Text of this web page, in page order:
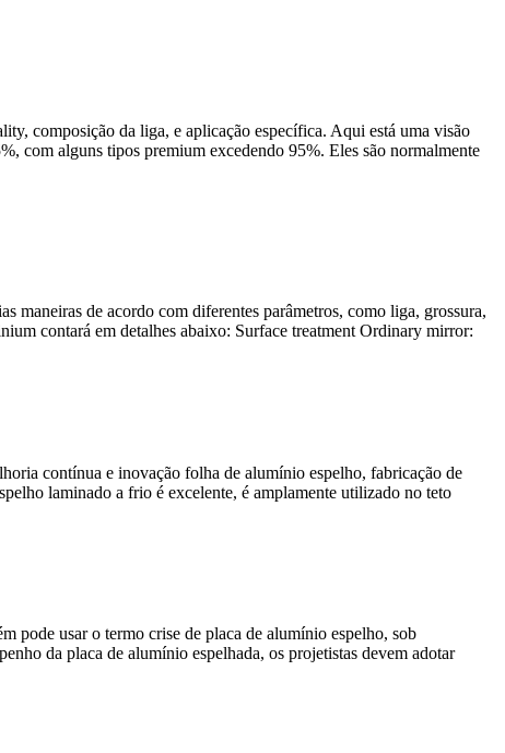
, composição da liga, e aplicação específica. Aqui está uma visão
com alguns tipos premium excedendo 95%. Eles são normalmente
maneiras de acordo com diferentes parâmetros, como liga, grossura,
contará em detalhes abaixo: Surface treatment Ordinary mirror:
contínua e inovação folha de alumínio espelho, fabricação de
laminado a frio é excelente, é amplamente utilizado no teto
pode usar o termo crise de placa de alumínio espelho, sob
da placa de alumínio espelhada, os projetistas devem adotar